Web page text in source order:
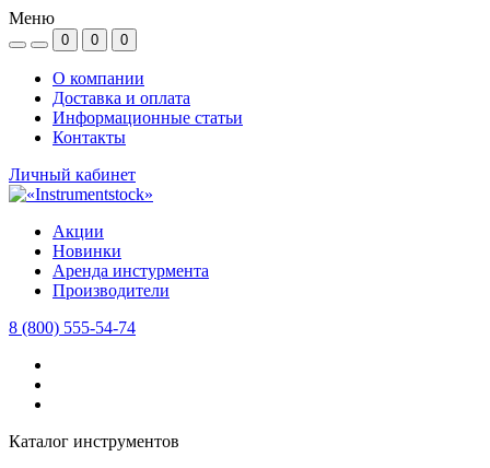
Меню
0 0 0
О компании
Доставка и оплата
Информационные статьи
Контакты
Личный кабинет
Акции
Новинки
Аренда инстурмента
Производители
8 (800) 555-54-74
Каталог инструментов